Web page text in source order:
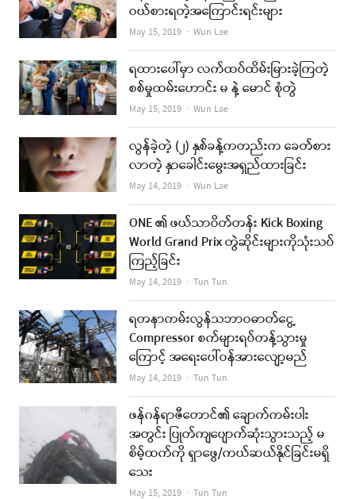
ဝယ်စားရတဲ့အကြောင်းရင်းများ
May 15, 2019 Author
Wun Lae
ရထားပေါ်မှာ လက်ထပ်ထိမ်းမြားခဲ့ကြတဲ့
စစ်မှုထမ်းဟောင်း မ နဲ့ မောင် စုံတွဲ
May 15, 2019 Author
Wun Lae
လွန်ခဲ့တဲ့ (၂) နှစ်ခန့်ကတည်းက ခေတ်စား
လာတဲ့ နှာခေါင်းမွေးအရှည်ထားခြင်း
May 14, 2019 Author
Wun Lae
ONE ၏ ဖယ်သာဝိတ်တန်း Kick Boxing
World Grand Prix တွဲဆိုင်းများကိုသုံးသပ်
ကြည့်ခြင်း
May 14, 2019 Author
Tun Tun
ရတနာကမ်းလွန်သဘာဝဓာတ်ငွေ့
Compressor စက်များရပ်တန့်သွားမှု
ကြောင့် အရေးပေါ်ဝန်အားလျော့မည်
May 14, 2019 Author
Tun Tun
ဖန်ဂန်ရာဇီတောင်၏ ချောက်ကမ်းပါး
အတွင်း ပြုတ်ကျပျောက်ဆုံးသွားသည့် မ
စိမ့်ထက်ကို ရှာဖွေ/ကယ်ဆယ်နိုင်ခြင်းမရှိ
သေး
May 15, 2019 Author
Tun Tun